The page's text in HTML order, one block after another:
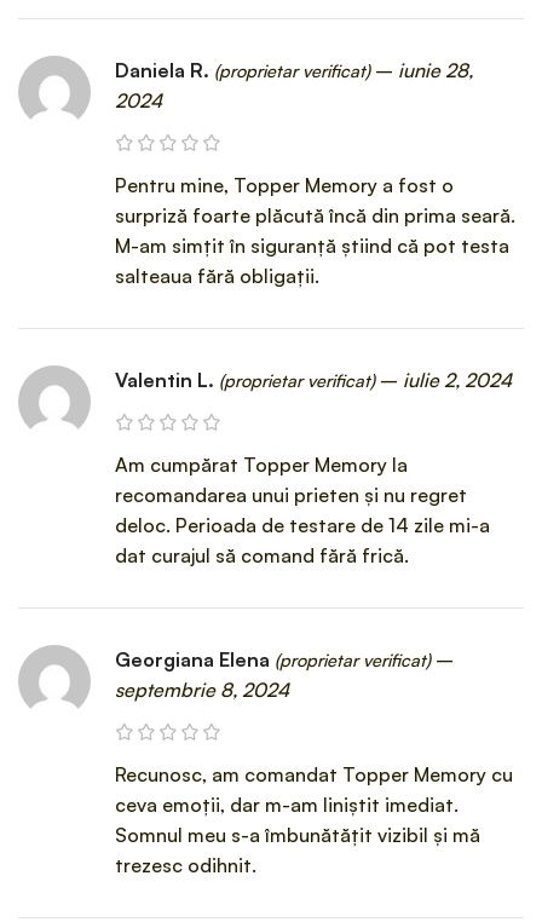
Daniela R. (proprietar verificat) – iunie 28,
2024
Pentru mine, Topper Memory a fost o
surpriză foarte plăcută încă din prima seară.
M-am simțit în siguranță știind că pot testa
salteaua fără obligații.
Valentin L. (proprietar verificat) – iulie 2, 2024
Am cumpărat Topper Memory la
recomandarea unui prieten și nu regret
deloc. Perioada de testare de 14 zile mi-a
dat curajul să comand fără frică.
Georgiana Elena (proprietar verificat) –
septembrie 8, 2024
Recunosc, am comandat Topper Memory cu
ceva emoții, dar m-am liniștit imediat.
Somnul meu s-a îmbunătățit vizibil și mă
trezesc odihnit.